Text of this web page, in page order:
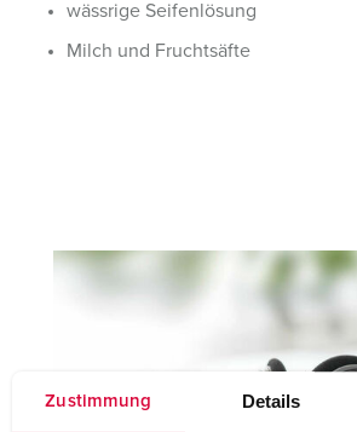
Zustimmung Details
wässrige Seifenlösung
Milch und Fruchtsäfte